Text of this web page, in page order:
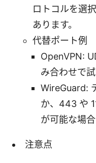
ロトコルを選
あります。
代替ポート例
OpenVPN:
み合わせで試
WireGuard:
か、443 や
が可能な場合
注意点